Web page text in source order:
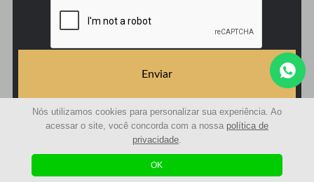
Enviar
© 2021 | Avaliações Curitiba - Avaliação de imóveis | Todos os Direitos Reservados
byAgência Sole
Nós utilizamos cookies para personalizar sua experiência. Ao
acessar o site, você concorda com a nossa política de
privacidade.
OK